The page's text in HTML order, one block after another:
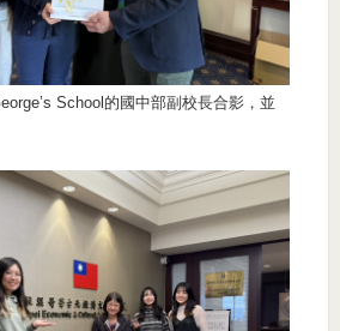
School的國中部副校長合影，並